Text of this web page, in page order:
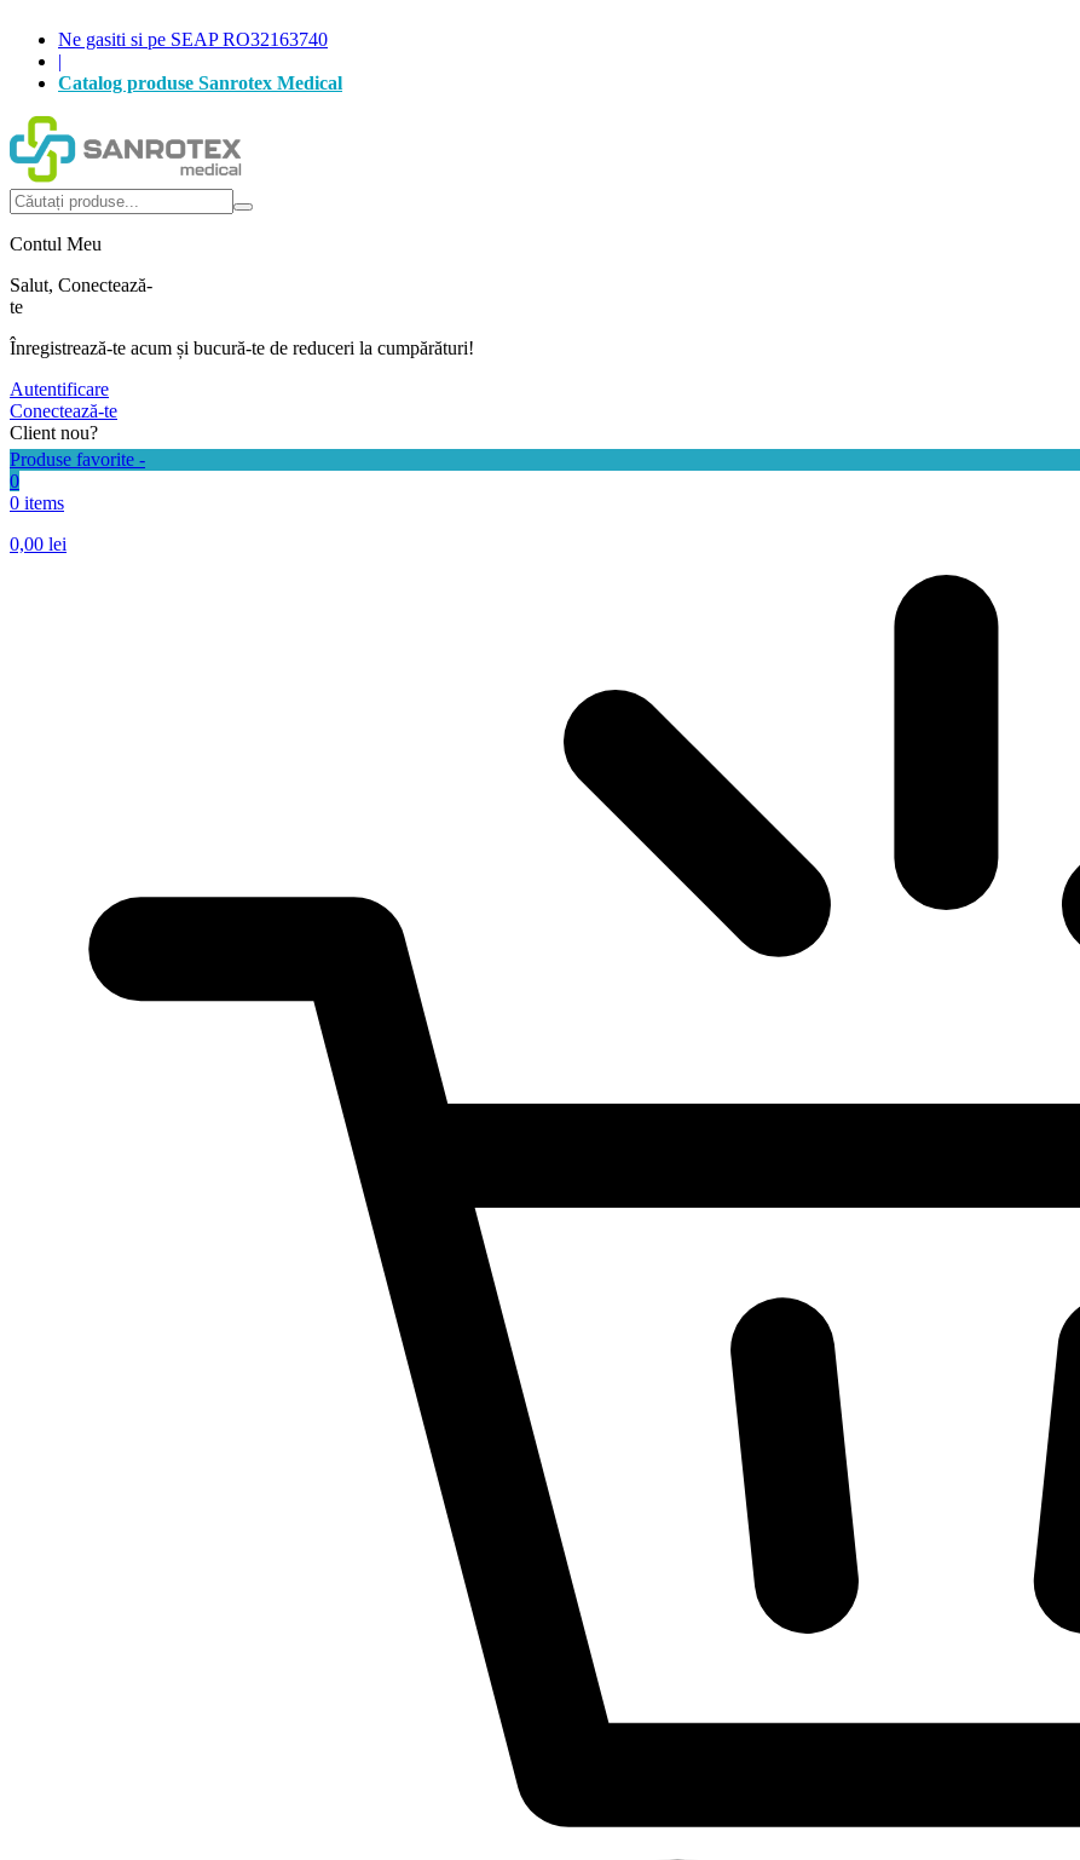
Ne gasiti si pe SEAP RO32163740
|
Catalog produse Sanrotex Medical
Autentificare
Produse favorite -
0
0 items
0,00 lei